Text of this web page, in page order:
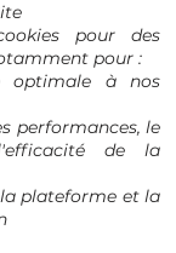
pour des
pour :
optimale à nos
performances, le
de la
plateforme et la